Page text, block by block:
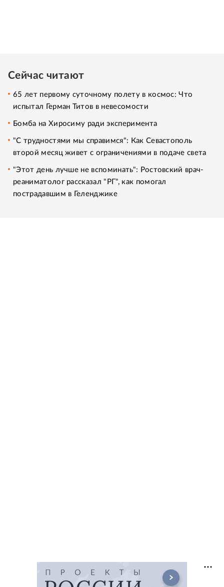
Сейчас читают
65 лет первому суточному полету в космос: Что
испытал Герман Титов в невесомости
Бомба на Хиросиму ради эксперимента
"С трудностями мы справимся": Как Севастополь
второй месяц живет с ограничениями в подаче света
"Этот день лучше не вспоминать": Ростовский врач-
реаниматолог рассказал "РГ", как помогал
пострадавшим в Геленджике